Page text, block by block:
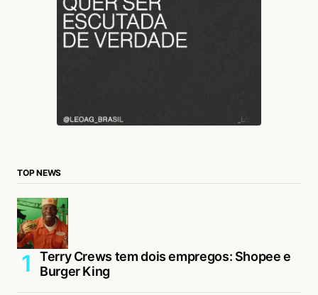
TOP NEWS
Terry Crews tem dois empregos: Shopee e
Burger King